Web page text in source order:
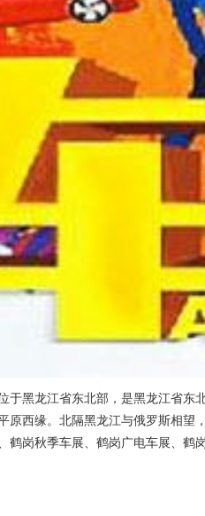
于黑龙江省东北部，是黑龙江省
原西缘。北隔黑龙江与俄罗斯相
鹤岗秋季车展、鹤岗广电车展、